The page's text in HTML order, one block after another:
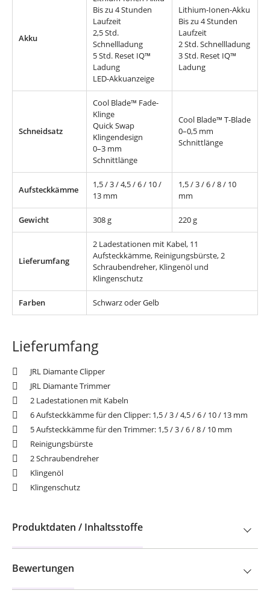
Akku
Bis zu 4 Stunden
Laufzeit
2,5 Std.
Schnellladung
5 Std. Reset IQ™
Ladung
LED-Akkuanzeige
Lithium-Ionen-Akku
Bis zu 4 Stunden
Laufzeit
2 Std. Schnellladung
3 Std. Reset IQ™
Ladung
Schneidsatz
Cool Blade™ Fade-
Klinge
Quick Swap
Klingendesign
0–3 mm
Schnittlänge
Cool Blade™ T-Blade
0–0,5 mm
Schnittlänge
Aufsteckkämme
1,5 / 3 / 4,5 / 6 / 10 /
13 mm
1,5 / 3 / 6 / 8 / 10
mm
Gewicht 308 g 220 g
Lieferumfang
2 Ladestationen mit Kabel, 11
Aufsteckkämme, Reinigungsbürste, 2
Schraubendreher, Klingenöl und
Klingenschutz
Farben Schwarz oder Gelb
Lieferumfang
JRL Diamante Clipper
JRL Diamante Trimmer
2 Ladestationen mit Kabeln
6 Aufsteckkämme für den Clipper: 1,5 / 3 / 4,5 / 6 / 10 / 13 mm
5 Aufsteckkämme für den Trimmer: 1,5 / 3 / 6 / 8 / 10 mm
Reinigungsbürste
2 Schraubendreher
Klingenöl
Klingenschutz
Produktdaten / Inhaltsstoffe
Bewertungen